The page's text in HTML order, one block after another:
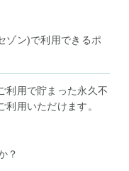
ゾン)で利用できるポ
利用で貯まった永久不
用いただけます。
？